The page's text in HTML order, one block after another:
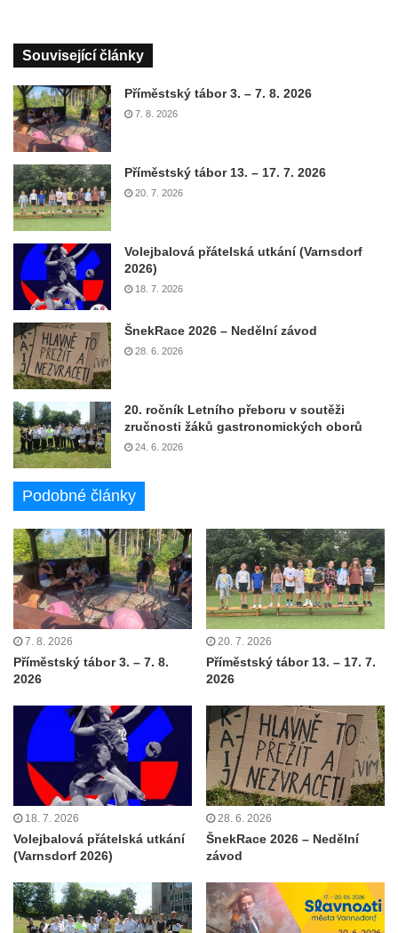
Související články
Příměstský tábor 3. – 7. 8. 2026
7. 8. 2026
Příměstský tábor 13. – 17. 7. 2026
20. 7. 2026
Volejbalová přátelská utkání (Varnsdorf
2026)
18. 7. 2026
ŠnekRace 2026 – Nedělní závod
28. 6. 2026
20. ročník Letního přeboru v soutěži
zručnosti žáků gastronomických oborů
24. 6. 2026
Podobné články
7. 8. 2026
Příměstský tábor 3. – 7. 8.
2026
20. 7. 2026
Příměstský tábor 13. – 17. 7.
2026
18. 7. 2026
Volejbalová přátelská utkání
(Varnsdorf 2026)
28. 6. 2026
ŠnekRace 2026 – Nedělní
závod